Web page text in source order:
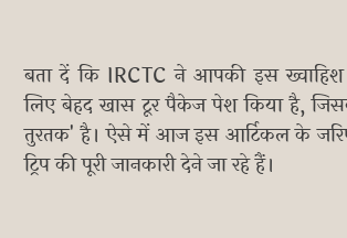
बता दें कि IRCTC ने आपकी इस
लिए बेहद खास टूर पैकेज पेश किया है,
तुरतक' है। ऐसे में आज इस आर्टिकल के
ट्रिप की पूरी जानकारी देने जा रहे हैं।